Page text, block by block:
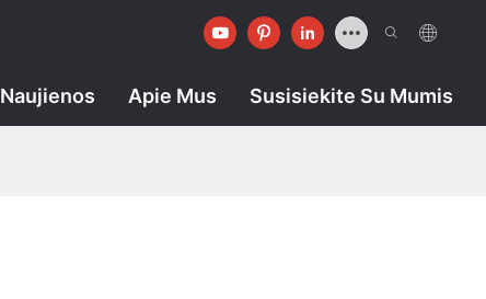
Naujienos Apie Mus Susisiekite Su Mumis